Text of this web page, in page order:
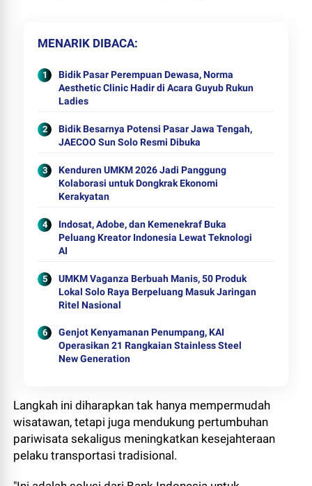
MENARIK DIBACA
Bidik Pasar Perempuan Dewasa, Norma
Aesthetic Clinic Hadir di Acara Guyub Rukun
Ladies
Bidik Besarnya Potensi Pasar Jawa Tengah,
JAECOO Sun Solo Resmi Dibuka
Kenduren UMKM 2026 Jadi Panggung
Kolaborasi untuk Dongkrak Ekonomi
Kerakyatan
Indosat, Adobe, dan Kemenekraf Buka
Peluang Kreator Indonesia Lewat Teknologi
AI
UMKM Vaganza Berbuah Manis, 50 Produk
Lokal Solo Raya Berpeluang Masuk Jaringan
Ritel Nasional
Genjot Kenyamanan Penumpang, KAI
Operasikan 21 Rangkaian Stainless Steel
New Generation
Langkah ini diharapkan tak hanya mempermudah
wisatawan, tetapi juga mendukung pertumbuhan
pariwisata sekaligus meningkatkan kesejahteraan
pelaku transportasi tradisional.